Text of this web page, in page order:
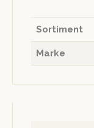
Sortiment
Marke